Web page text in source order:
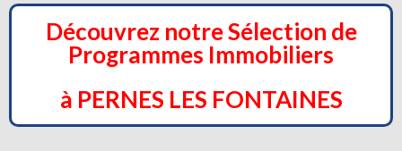
Découvrez notre Sélection de
Programmes Immobiliers
à PERNES LES FONTAINES